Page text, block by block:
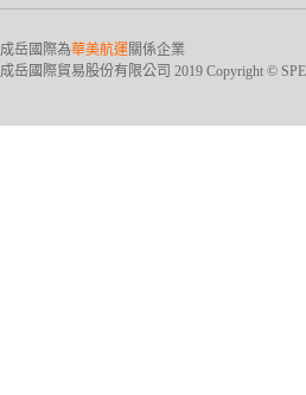
成岳國際為華美航運關係企業
成岳國際貿易股份有限公司 2019 Copyright ©